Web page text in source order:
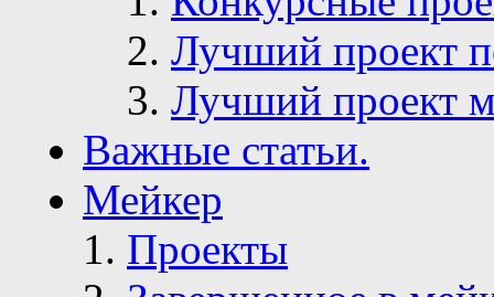
Лучший проект
Лучший проект
Важные статьи.
Мейкер
Проекты